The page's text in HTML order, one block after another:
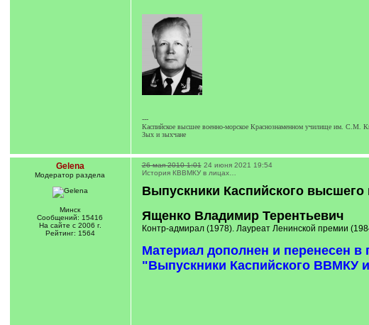
---
Каспийское высшее военно-морское Краснознаменном училище им. С.М.
Зых и зыхчане
Gelena
Модератор раздела
Минск
Сообщений: 15416
На сайте с 2006 г.
Рейтинг: 1564
26 мая 2010 1:01 24 июня 2021 19:54
История КВВМКУ в лицах…
Выпускники Каспийского
Ященко Владимир Терентьевич
Контр-адмирал (1978). Лауреат Ленинской премии
Материал дополнен и перенесен в
"Выпускники Каспийского ВВМКУ